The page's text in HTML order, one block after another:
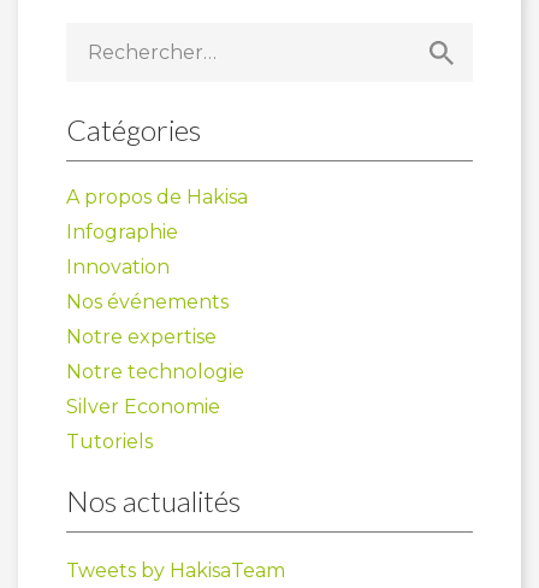
Catégories
A propos de Hakisa
Infographie
Innovation
Nos événements
Notre expertise
Notre technologie
Silver Economie
Tutoriels
Nos actualités
Tweets by HakisaTeam